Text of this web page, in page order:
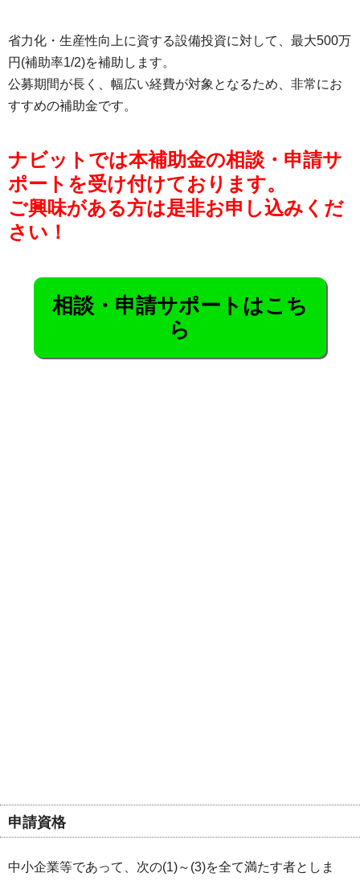
省力化・生産性向上に資する設備投資に対して、最大500万
円(補助率1/2)を補助します。
公募期間が長く、幅広い経費が対象となるため、非常にお
すすめの補助金です。
ナビットでは本補助金の相談・申請サ
ポートを受け付けております。
ご興味がある方は是非お申し込みくだ
さい！
相談・申請サポートはこち
ら
申請資格
中小企業等であって、次の(1)～(3)を全て満たす者としま